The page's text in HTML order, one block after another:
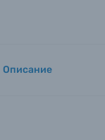
Описание